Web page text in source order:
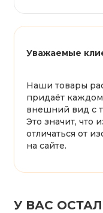
Уважаемые
Наши товары
придаёт
внешний вид с
Это значит, что
отличаться от
на сайте.
У ВАС